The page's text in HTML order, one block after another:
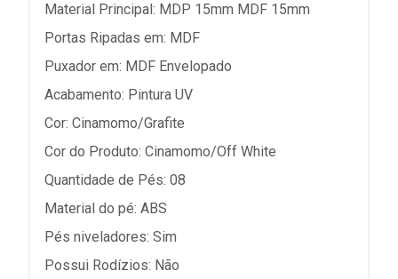
Material Principal: MDP 15mm MDF 15mm
Portas Ripadas em: MDF
Puxador em: MDF Envelopado
Acabamento: Pintura UV
Cor: Cinamomo/Grafite
Cor do Produto: Cinamomo/Off White
Quantidade de Pés: 08
Material do pé: ABS
Pés niveladores: Sim
Possui Rodízios: Não